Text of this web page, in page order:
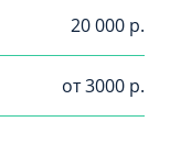
20 000 р.
от 3000 р.